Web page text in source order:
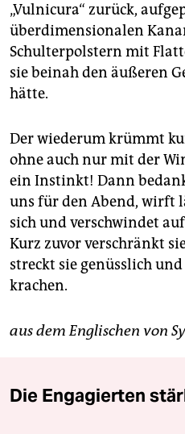
„Vulnicura“ zurück,
überdimensionalen
Schulterpolstern mit
sie beinah den äußeren
hätte.
Der wiederum krümmt
ohne auch nur mit der
ein Instinkt! Dann
uns für den Abend, wirft
sich und verschwindet
Kurz zuvor verschränkt
streckt sie genüsslich
krachen.
aus dem Englischen von
Die Engagierten